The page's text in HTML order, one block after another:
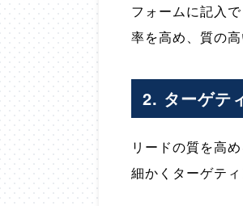
フォームに記入
率を高め、質の
2. ターゲテ
リードの質を高め
細かくターゲテ